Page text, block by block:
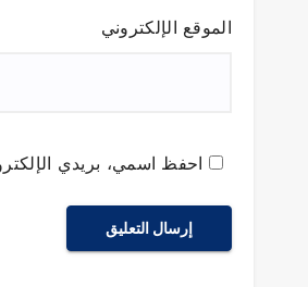
الموقع الإلكتروني
احفظ اسمي، بريدي